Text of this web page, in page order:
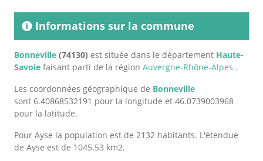
Informations sur la commune
Bonneville (74130) est située dans le département Haute-
Savoie faisant parti de la région Auvergne-Rhône-Alpes .
Les coordonnées géographique de Bonneville
sont 6.40868532191 pour la longitude et 46.0739003968
pour la latitude.
Pour Ayse la population est de 2132 habitants. L'étendue
de Ayse est de 1045.53 km2.